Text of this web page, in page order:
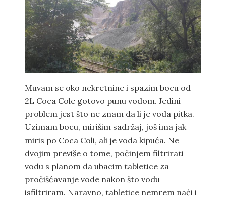
Muvam se oko nekretnine i spazim bocu od
2L Coca Cole gotovo punu vodom. Jedini
problem jest što ne znam da li je voda pitka.
Uzimam bocu, mirišim sadržaj, još ima jak
miris po Coca Coli, ali je voda kipuća. Ne
dvojim previše o tome, počinjem filtrirati
vodu s planom da ubacim tabletice za
pročišćavanje vode nakon što vodu
isfiltriram. Naravno, tabletice nemrem naći i